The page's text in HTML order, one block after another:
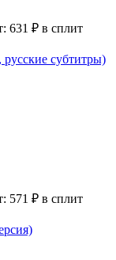
631 ₽ в сплит
субтитры)
571 ₽ в сплит